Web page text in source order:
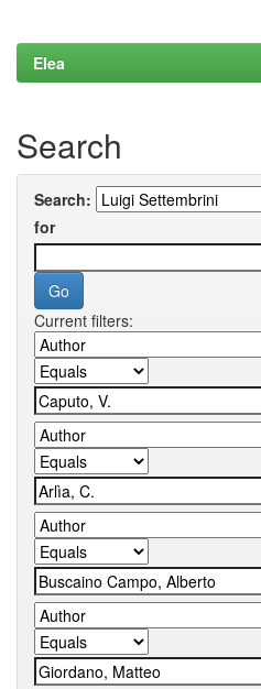
Elea
Search
Search:
for
Current filters: